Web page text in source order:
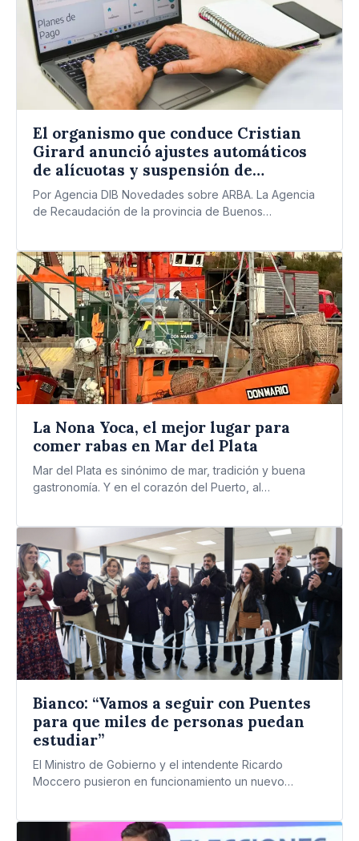
El organismo que conduce Cristian
Girard anunció ajustes automáticos
de alícuotas y suspensión de
embargos, entre otras medidas.
Por Agencia DIB Novedades sobre ARBA. La Agencia
de Recaudación de la provincia de Buenos
La Nona Yoca, el mejor lugar para
comer rabas en Mar del Plata
Mar del Plata es sinónimo de mar, tradición y buena
gastronomía. Y en el corazón del Puerto, al…
Bianco: “Vamos a seguir con Puentes
para que miles de personas puedan
estudiar”
El Ministro de Gobierno y el intendente Ricardo
Moccero pusieron en funcionamiento un nuevo